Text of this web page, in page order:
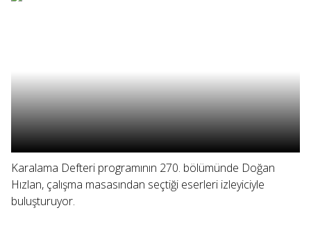
Karalama Defteri programının 270. bölümünde Doğan
Hızlan, çalışma masasından seçtiği eserleri izleyiciyle
buluşturuyor.